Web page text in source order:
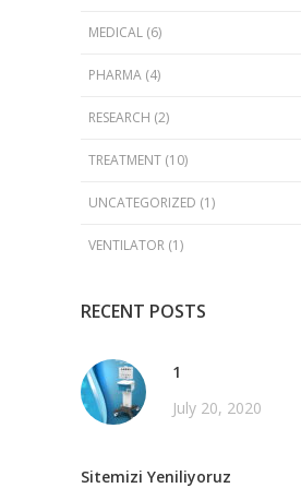
MEDICAL (6)
PHARMA (4)
RESEARCH (2)
TREATMENT (10)
UNCATEGORIZED (1)
VENTILATOR (1)
RECENT POSTS
1
July 20, 2020
Sitemizi Yeniliyoruz